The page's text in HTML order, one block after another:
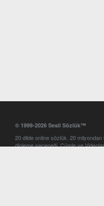
© 1999-2026 Sesli Sözlük™
20 dilde online sözlük. 20
dinleme seçeneği. Cümle ve